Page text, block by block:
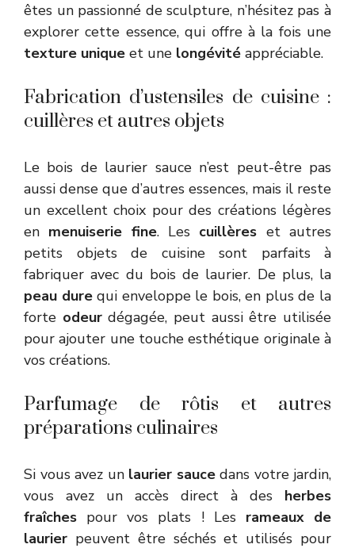
êtes un passionné de sculpture, n’hésitez pas à
explorer cette essence, qui offre à la fois une
texture unique et une longévité appréciable.
Fabrication d’ustensiles de cuisine :
cuillères et autres objets
Le bois de laurier sauce n’est peut-être pas
aussi dense que d’autres essences, mais il reste
un excellent choix pour des créations légères
en menuiserie fine. Les cuillères et autres
petits objets de cuisine sont parfaits à
fabriquer avec du bois de laurier. De plus, la
peau durequi enveloppe le bois, en plus de la
forte odeurdégagée, peut aussi être utilisée
pour ajouter une touche esthétique originale à
vos créations.
Parfumage de rôtis et autres
préparations culinaires
Si vous avez un laurier saucedans votre jardin,
vous avez un accès direct à des herbes
fraîches pour vos plats ! Les rameaux de
laurier peuvent être séchés et utilisés pour